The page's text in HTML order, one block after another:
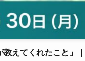
えてくれたこと」